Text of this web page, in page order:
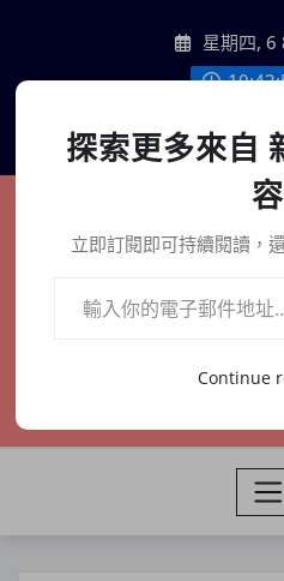
content
星期四, 6
聯絡我們
新北
在地、記憶、
探索更多來自
容
立即訂閱即可持續閱讀，
Continue